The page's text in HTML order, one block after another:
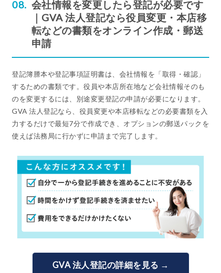
会社情報を変更したら登記が必要です
｜GVA 法人登記なら役員変更・本店移
転などの書類をオンライン作成・郵送
申請
登記簿謄本や登記事項証明書は、会社情報を「取得・確認」
するための書類です。役員や本店所在地など会社情報そのも
のを変更するには、別途変更登記の申請が必要になります。
GVA 法人登記なら、役員変更や本店移転などの必要書類を入
力するだけで最短7分で作成でき、オプションの郵送パックを
使えば法務局に行かずに申請まで完了します。
GVA 法人登記の詳細を見る →